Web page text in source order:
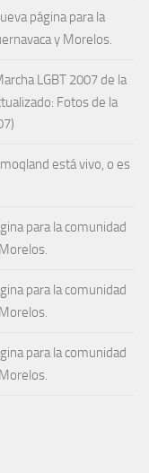
página para la
y Morelos.
LGBT 2007 de la
Fotos de la
está vivo, o es
para la comunidad
para la comunidad
para la comunidad